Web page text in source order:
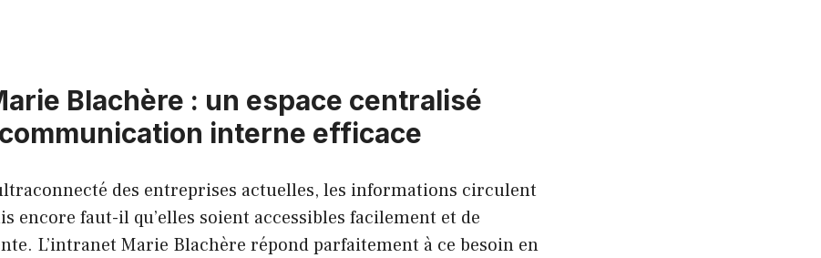
Blachère : un espace centralisé
interne efficace
des entreprises actuelles, les informations circulent
encore faut-il qu’elles soient accessibles facilement et de
L’intranet Marie Blachère répond parfaitement à ce besoin en